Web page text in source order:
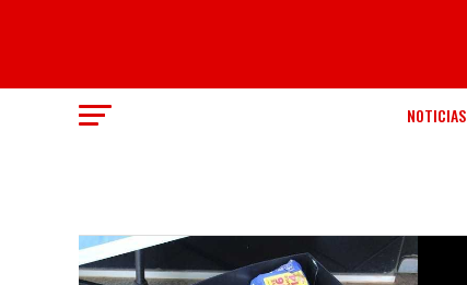
NOTICIAS